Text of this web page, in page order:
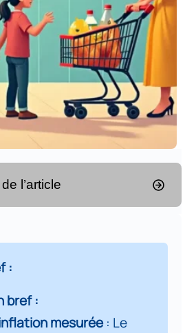
l’article
:
bref :
mesurée: Le